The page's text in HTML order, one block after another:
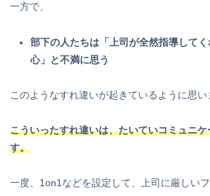
一方で、
部下の人たちは「上司が全然指導して
心」と不満に思う
このようなすれ違いが起きているように思い
こういったすれ違いは、たいていコミュニ
す。
一度、1on1などを設定して、上司に厳しい